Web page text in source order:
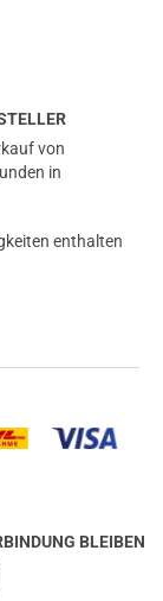
von
in
enthalten
BLEIBEN